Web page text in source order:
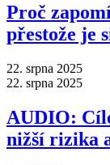
Proč
přestože je
22. srpna 2025
22. srpna 2025
AUDIO:
nižší rizika